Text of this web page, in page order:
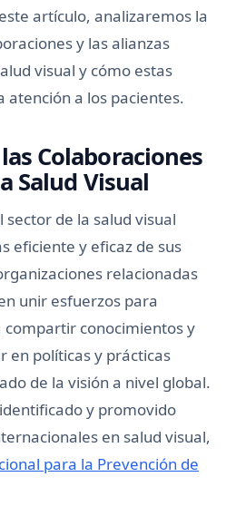
artículo, analizaremos la
y las alianzas
visual y cómo estas
a los pacientes.
Colaboraciones
Salud Visual
sector de la salud visual
eficiente y eficaz de sus
relacionadas
unir esfuerzos para
conocimientos y
en políticas y prácticas
de la visión a nivel global.
y promovido
en salud visual,
para la Prevención de